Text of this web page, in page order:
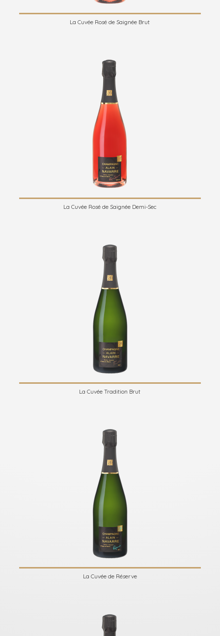
La Cuvée Rosé de Saignée Brut
La Cuvée Rosé de Saignée Demi-Sec
La Cuvée Tradition Brut
La Cuvée de Réserve